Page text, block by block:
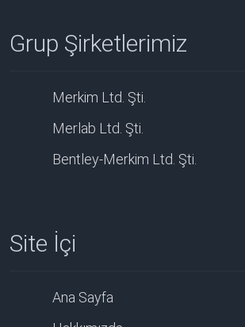
Grup Şirketlerimiz
Merkim Ltd. Şti.
Merlab Ltd. Şti.
Bentley-Merkim Ltd. Şti.
Site İçi
Ana Sayfa